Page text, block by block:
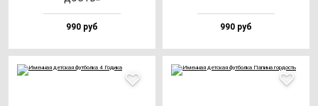
990 руб 990 руб